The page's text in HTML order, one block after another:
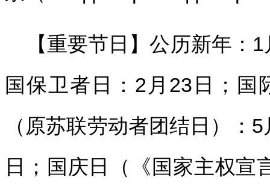
【重要节日】公历新年：
国保卫者日：2月23日；国
（原苏联劳动者团结日）：
日；国庆日（《国家主权宣